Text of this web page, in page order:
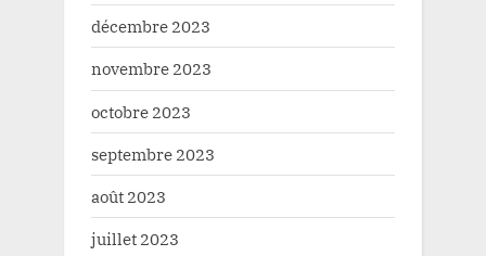
décembre 2023
novembre 2023
octobre 2023
septembre 2023
août 2023
juillet 2023